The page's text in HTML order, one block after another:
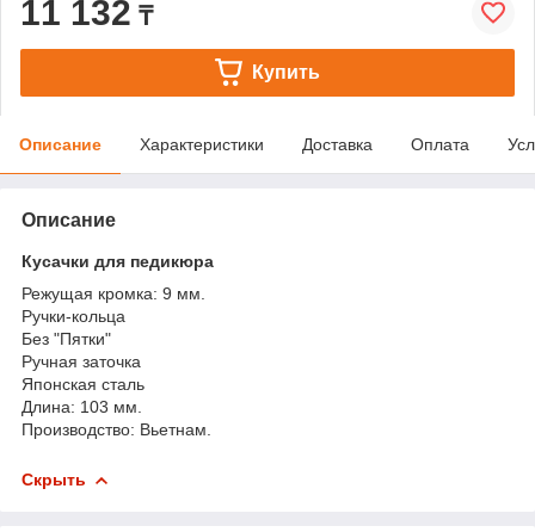
11 132 ₸
Купить
Описание Характеристики Доставка Оплата
Описание
Кусачки для педикюра
Режущая кромка: 9 мм.
Ручки-кольца
Без "Пятки"
Ручная заточка
Японская сталь
Длина: 103 мм.
Производство: Вьетнам.
Скрыть